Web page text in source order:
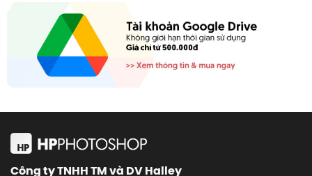
Công ty TNHH TM và DV Halley